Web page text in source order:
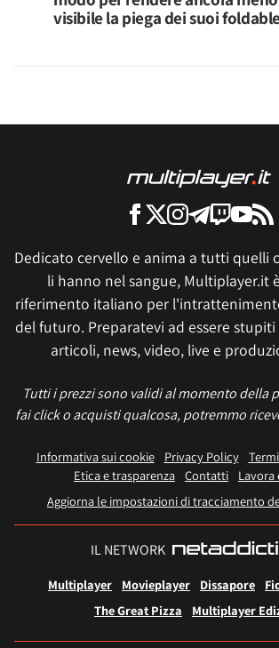
visibile la piega dei suoi
Dedicato cervello e anima a tutti quelli
li hanno nel sangue, Multiplayer.it
riferimento italiano per
del futuro. Preparatevi ad essere
articoli, news, video, live e
Tutti i prezzi sono validi al momento della
fai click o acquisti qualcosa, potremmo
Informativa sui cookie Privacy Policy
Etica e trasparenza Contatti
Lavora
Aggiorna le impostazioni di tracciamento
IL NETWORK
Multiplayer Movieplayer Dissapore
The Great Pizza
Multiplayer